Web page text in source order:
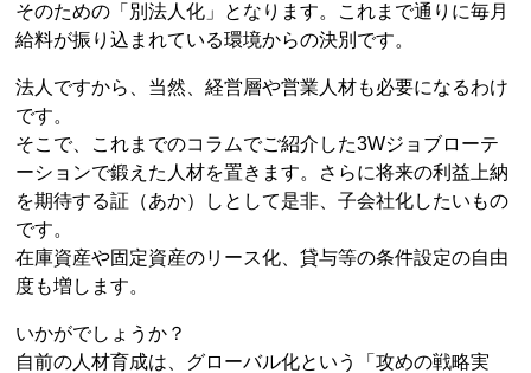
そのための「別法人化」となります。これまで通りに毎月
給料が振り込まれている環境からの決別です。
法人ですから、当然、経営層や営業人材も必要になるわけ
です。
そこで、これまでのコラムでご紹介した3Wジョブローテ
ーションで鍛えた人材を置きます。さらに将来の利益上納
を期待する証（あか）しとして是非、子会社化したいもの
です。
在庫資産や固定資産のリース化、貸与等の条件設定の自由
度も増します。
いかがでしょうか？
自前の人材育成は、グローバル化という「攻めの戦略実